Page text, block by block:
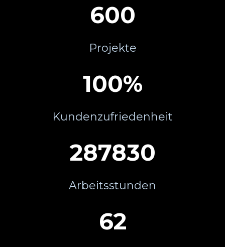
600
Projekte
100%
Kundenzufriedenheit
287989
Arbeitsstunden
62